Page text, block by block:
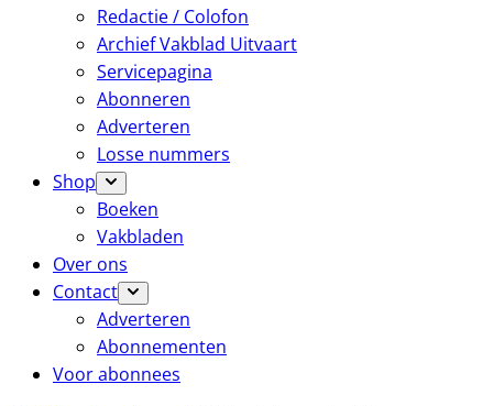
Redactie / Colofon
Archief Vakblad Uitvaart
Servicepagina
Abonneren
Adverteren
Losse nummers
Shop
Boeken
Vakbladen
Over ons
Contact
Adverteren
Abonnementen
Voor abonnees